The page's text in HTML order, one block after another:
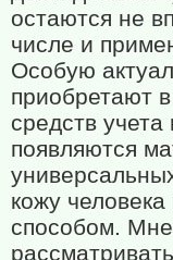
остаются не
числе и
Особую
приобретают
средств
появляются
кожу
способом. Мне